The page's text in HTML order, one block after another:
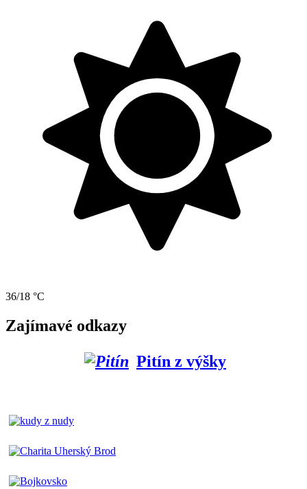
36/18 °C
Zajímavé odkazy
Pitín z výšky